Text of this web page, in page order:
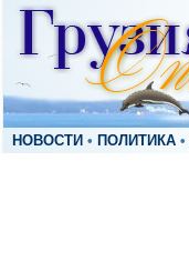
НОВОСТИ • ПОЛИТИКА •